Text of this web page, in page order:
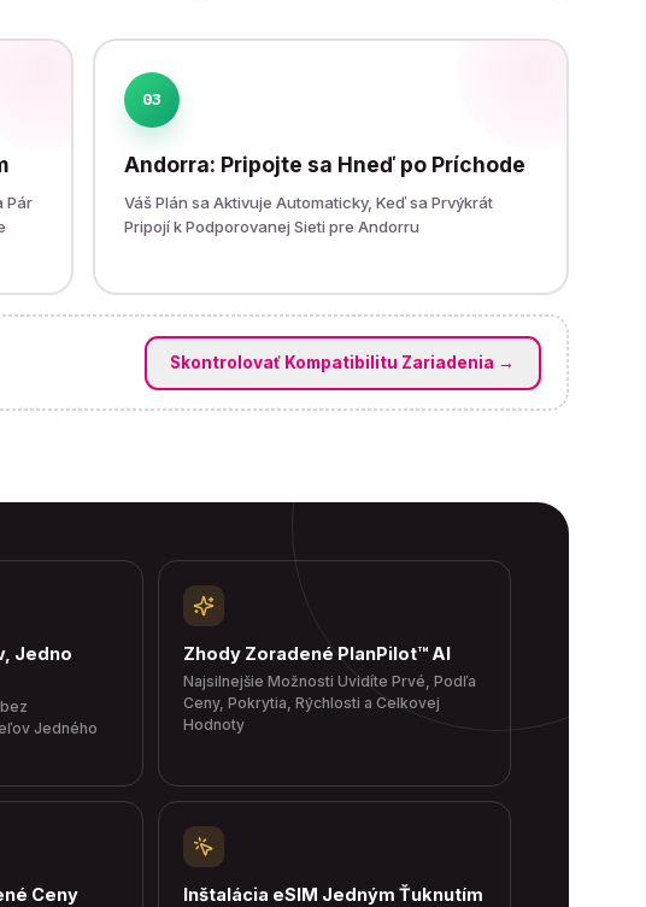
Pár
03
Andorra: Pripojte sa Hneď po Príchode
Váš Plán sa Aktivuje Automaticky, Keď sa Prvýkrát
Pripojí k Podporovanej Sieti pre Andorru
Skontrolovať Kompatibilitu Zariadenia →
Jedno
Jedného
Zhody Zoradené PlanPilot™ AI
Najsilnejšie Možnosti Uvidíte Prvé, Podľa
Ceny, Pokrytia, Rýchlosti a Celkovej
Hodnoty
Ceny Inštalácia eSIM Jedným Ťuknutím